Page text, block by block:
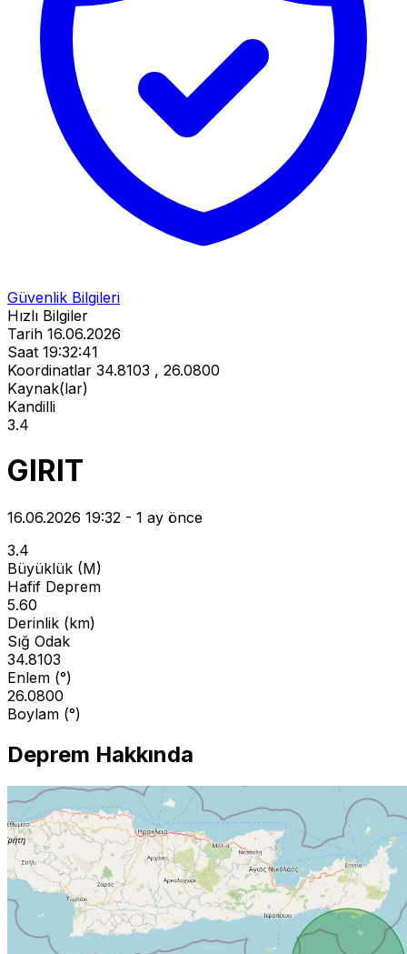
Güvenlik Bilgileri
Hızlı Bilgiler
Tarih 16.06.2026
Saat 19:32:41
Koordinatlar 34.8103 , 26.0800
Kaynak(lar)
Kandilli
3.4
GIRIT
16.06.2026 19:32 - 1 ay önce
3.4
Büyüklük (M)
Hafif Deprem
5.60
Derinlik (km)
Sığ Odak
34.8103
Enlem (°)
26.0800
Boylam (°)
Deprem Hakkında